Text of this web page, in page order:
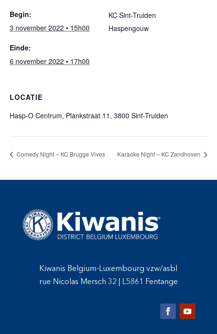
Begin:
3 november 2022 • 15h00
Einde:
6 november 2022 • 17h00
KC Sint-Truiden
Haspengouw
LOCATIE
Hasp-O Centrum, Plankstraat 11, 3800 Sint-Truiden
Comedy Night – KC Brugge Vives Karaoke Night – KC Zandhoven
Kiwanis Belgium-Luxembourg vzw/asbl
rue Nicolas Mersch 32
L5861 Fentange